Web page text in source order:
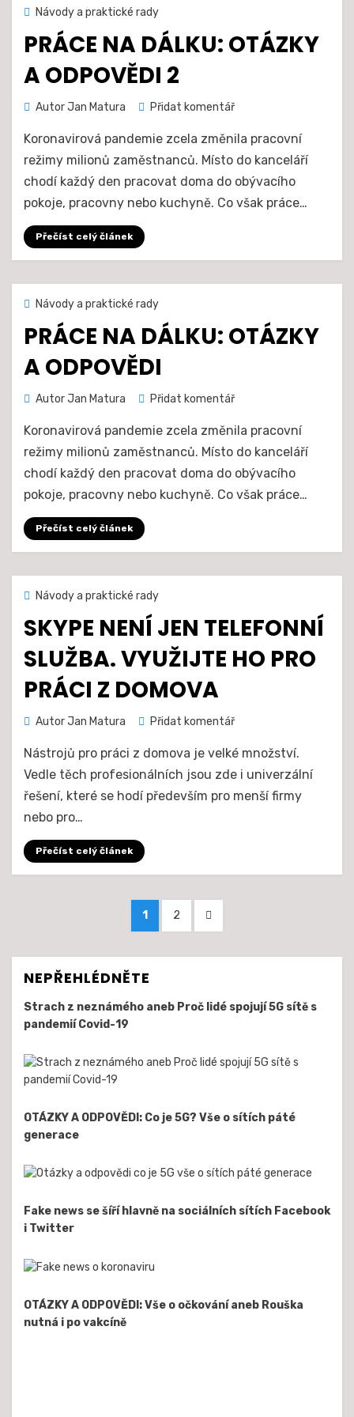
Zveřejněno
6. 5. 2021
Návody a praktické rady
PRÁCE NA DÁLKU: OTÁZKY
A ODPOVĚDI 2
AutorJan Matura Přidat komentářna
NA
DÁLKU:
OTÁZKY
ODPOVĚDI
Koronavirová pandemie zcela změnila pracovní
režimy milionů zaměstnanců. Místo do kanceláří
chodí každý den pracovat doma do obývacího
pokoje, pracovny nebo kuchyně. Co však práce…
Přečíst celý článek
Zveřejněno
29. 4. 2021
Návody a praktické rady
PRÁCE NA DÁLKU: OTÁZKY
A ODPOVĚDI
AutorJan Matura Přidat komentářna
na
dálku:
otázky
odpovědi
Koronavirová pandemie zcela změnila pracovní
režimy milionů zaměstnanců. Místo do kanceláří
chodí každý den pracovat doma do obývacího
pokoje, pracovny nebo kuchyně. Co však práce…
Přečíst celý článek
Zveřejněno
29. 3. 2021
Návody a praktické rady
SKYPE NENÍ JEN TELEFONNÍ
SLUŽBA. VYUŽIJTE HO PRO
PRÁCI Z DOMOVA
AutorJan Matura Přidat komentářna
není
jen
telefonní
práci
Nástrojů pro práci z domova je velké množství.
Vedle těch profesionálních jsou zde i univerzální
řešení, které se hodí především pro menší firmy
nebo pro…
Přečíst celý článek
STRÁNKA
1 STRÁNKA
2
DALŠÍ
STRÁNKA
NEPŘEHLÉDNĚTE
Strach z neznámého aneb Proč lidé spojují 5G sítě s
pandemií Covid-19
OTÁZKY A ODPOVĚDI: Co je 5G? Vše o sítích páté
generace
Fake news se šíří hlavně na sociálních sítích Facebook
i Twitter
OTÁZKY A ODPOVĚDI: Vše o očkování aneb Rouška
nutná i po vakcíně